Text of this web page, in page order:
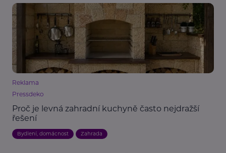
Reklama
Pressdeko
Proč je levná zahradní kuchyně často nejdražší
řešení
Bydlení, domácnost Zahrada